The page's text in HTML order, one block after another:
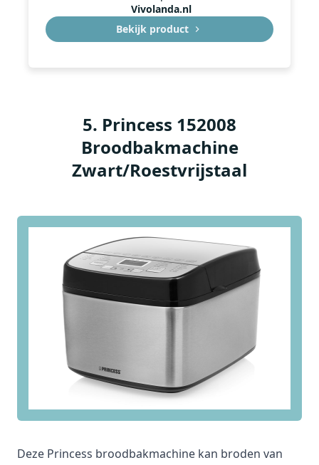
Vivolanda.nl
Bekijk product
5. Princess 152008
Broodbakmachine
Zwart/Roestvrijstaal
Deze Princess broodbakmachine kan broden van